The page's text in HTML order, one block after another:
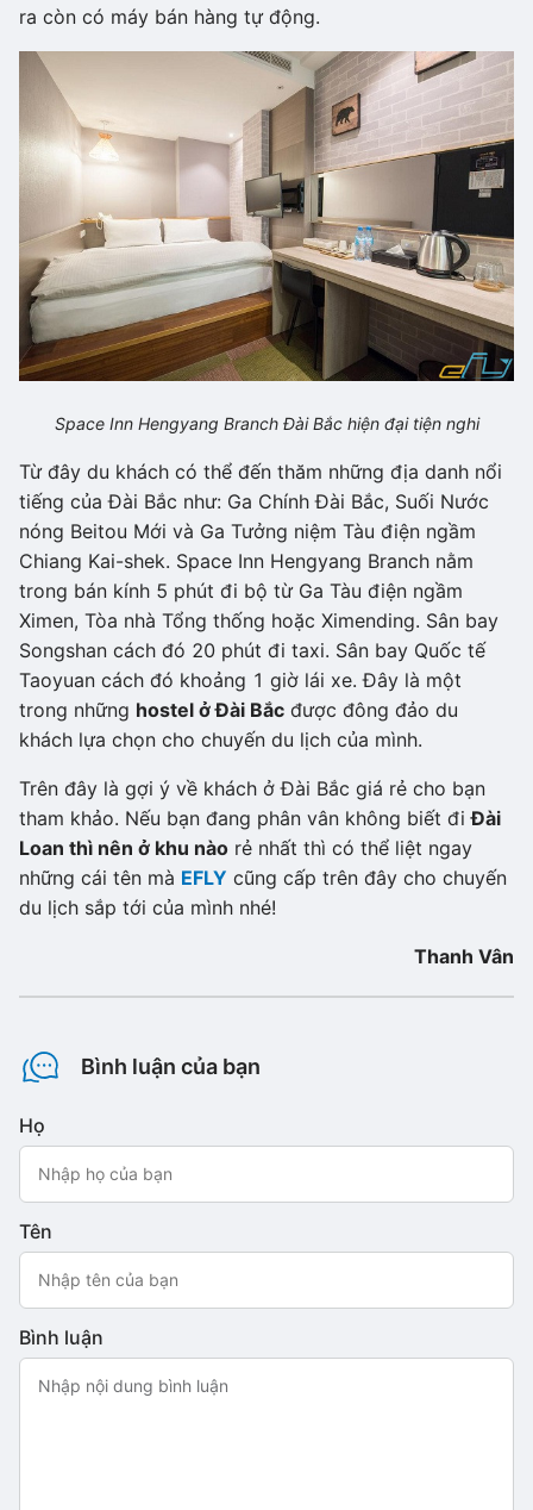
ra còn có máy bán hàng tự động.
Space Inn Hengyang Branch Đài Bắc hiện đại tiện nghi
Từ đây du khách có thể đến thăm những địa danh nổi
tiếng của Đài Bắc như: Ga Chính Đài Bắc, Suối Nước
nóng Beitou Mới và Ga Tưởng niệm Tàu điện ngầm
Chiang Kai-shek. Space Inn Hengyang Branch nằm
trong bán kính 5 phút đi bộ từ Ga Tàu điện ngầm
Ximen, Tòa nhà Tổng thống hoặc Ximending. Sân bay
Songshan cách đó 20 phút đi taxi. Sân bay Quốc tế
Taoyuan cách đó khoảng 1 giờ lái xe. Đây là một
trong những hostel ở Đài Bắc được đông đảo du
khách lựa chọn cho chuyến du lịch của mình.
Trên đây là gợi ý về khách ở Đài Bắc giá rẻ cho bạn
tham khảo. Nếu bạn đang phân vân không biết điĐài
Loan thì nên ở khu nào rẻ nhất thì có thể liệt ngay
những cái tên mà EFLY cũng cấp trên đây cho chuyến
du lịch sắp tới của mình nhé!
Thanh Vân
Bình luận của bạn
Họ
Tên
Bình luận